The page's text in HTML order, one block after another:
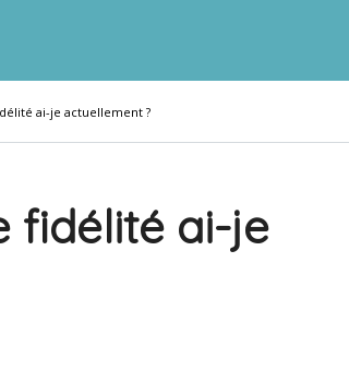
ai-je actuellement ?
fidélité ai-je